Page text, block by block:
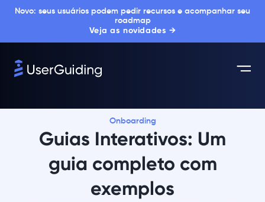
Novo: seus usuários podem pedir recursos e acompanhar seu
roadmap
Veja as novidades →
Onboarding
Guias Interativos: Um
guia completo com
exemplos